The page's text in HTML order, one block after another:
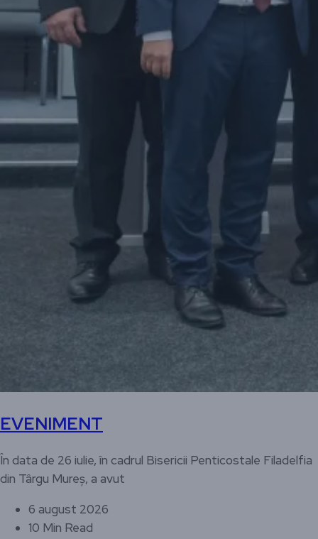
EVENIMENT
În data de 26 iulie, în cadrul Bisericii Penticostale Filadelfia
din Târgu Mureș, a avut
6 august 2026
10 Min Read